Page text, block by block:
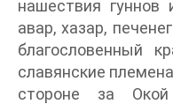
нашествия
авар, хазар,
благословенный
славянские
стороне за